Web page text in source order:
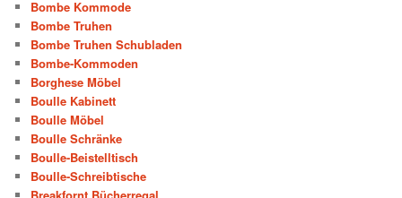
Bombe Kommode
Bombe Truhen
Bombe Truhen Schubladen
Bombe-Kommoden
Borghese Möbel
Boulle Kabinett
Boulle Möbel
Boulle Schränke
Boulle-Beistelltisch
Boulle-Schreibtische